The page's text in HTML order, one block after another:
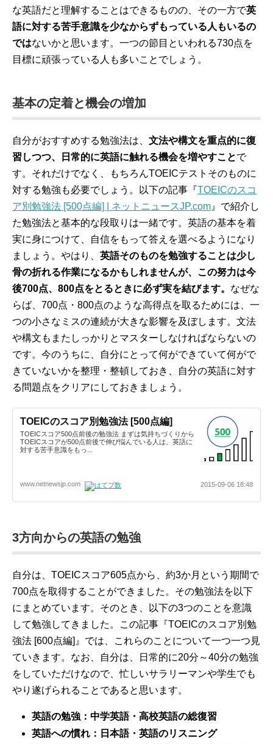
な英語だと理解することはできるものの、その一方で英
語に対する苦手意識を少なからずもっている人もいるの
ではないかと思います。一つの節目といわれる730点を
目標に頑張っている人も多いことでしょう。
基本の定着と機会の増加
自分がおすすめする勉強法は、 文法や構文を重点的に復
習しつつ、日常的に英語に触れる機会を増やすことで
す。それだけでなく、もちろんTOEICテストそのものに
対する勉強も必要でしょう。以下の記事『TOEICのスコ
ア別勉強法 [500点編] | ネットニュースJP.com 』で紹介し
た勉強法と基本的な段取りは一緒です。英語の基本を着
実に身につけて、自信をもって答えを選べるようになり
ましょう。やはり、 英語そのものを勉強することは少し
骨の折れる作業になるかもしれませんが、この努力は今
後700点、800点をとるときに必ず実を結びます。 なぜな
らば、700点・800点のような高得点を取るためには、一
つの小さなミスの連続が大きな影響を及ぼします。文法
や構文もまたしっかりとマスターしなければならないの
です。今のうちに、自分にとって何ができていて何がで
きていないかを整理・整頓しておき、自分の英語に対す
る問題点をクリアにしておきましょう。
TOEICのスコア別勉強法 [500点編]
TOEICスコア500点前後の勉強法 まずは気持ちづくりから
TOEICスコアが500点前後で伸び悩んでいる人は、英語に
対する苦手意識をもっ...
www.netnewsjp.com 2015-09-06 18:48
3方向からの英語の勉強
自分は、TOEICスコア605点から、約3か月という期間で
700点を取得することができました。その勉強法を以下
にまとめています。そのとき、以下の3つのことを意識
して勉強してきました。この記事『TOEICのスコア別勉
強法 [600点編]』では、これらのことについて一つ一つ見
ていきます。なお、自分は、日常的に20分～40分の勉強
をしていただけなので、忙しいサラリーマンや学生でも
やり遂げられることであると思います。
英語の勉強：中学英語・高校英語の総復習
英語への慣れ：日本語・英語のリスニング